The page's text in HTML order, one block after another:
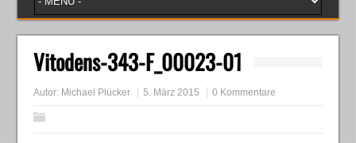
Vitodens-343-F_00023-01
Autor: Michael Plücker 5. März 2015 0 Kommentare